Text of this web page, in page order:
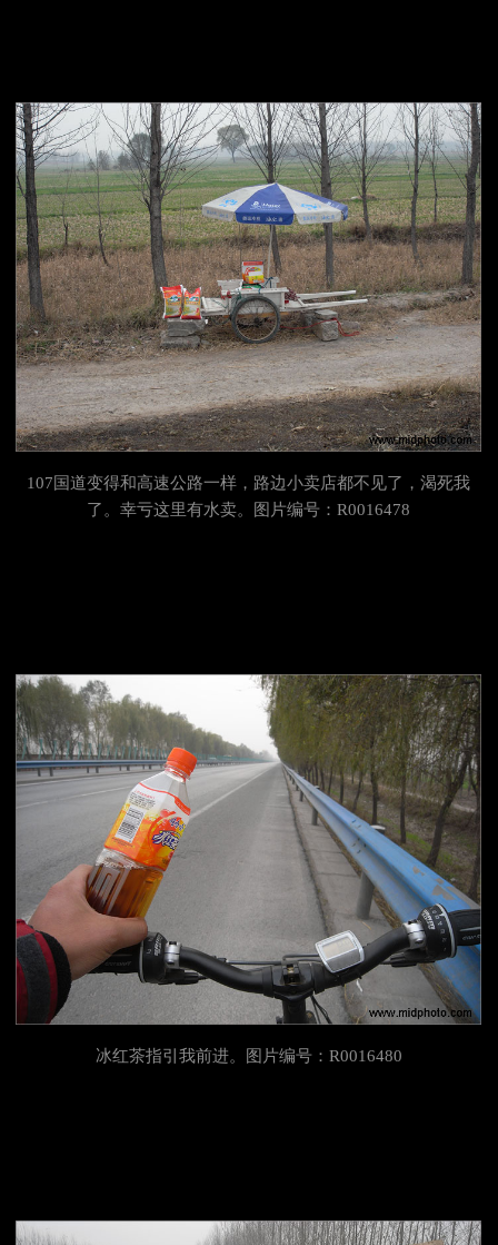
107国道变得和高速公路一样，路边小卖店都不见了，渴死我
了。幸亏这里有水卖。
图片编号：R0016478
冰红茶指引我前进。图片编号：R0016480